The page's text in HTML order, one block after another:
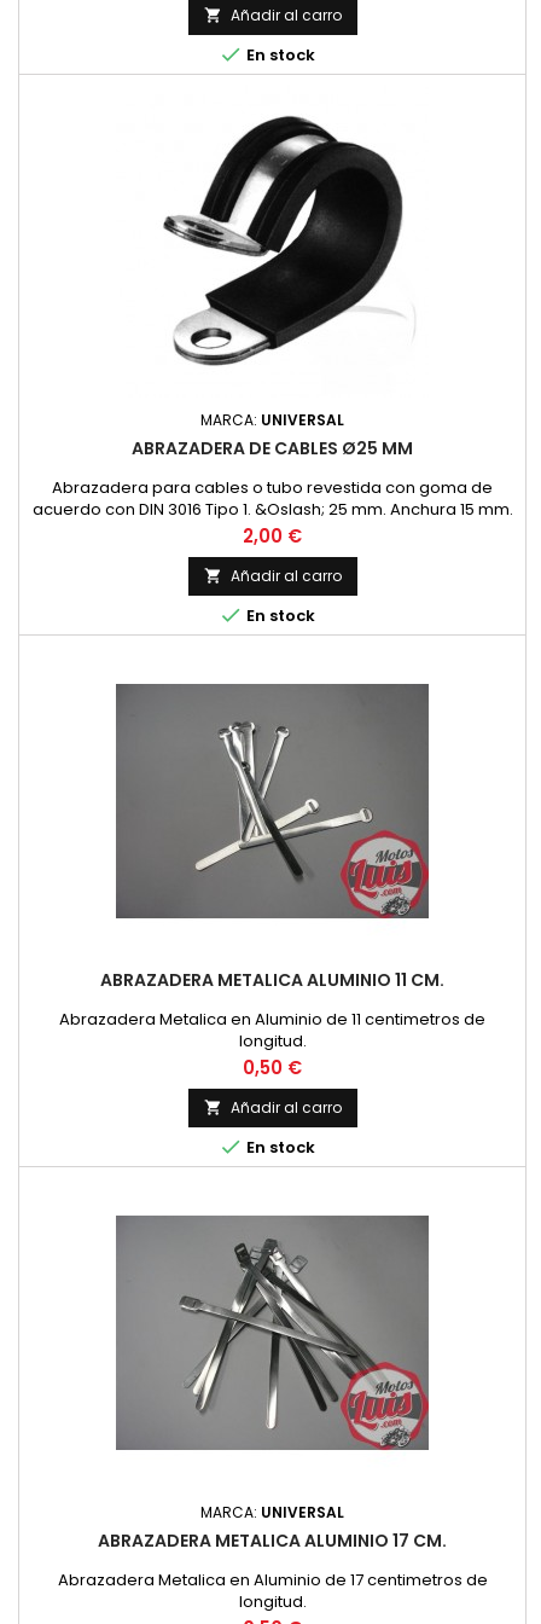
 Añadir al carro
 En stock
MARCA: UNIVERSAL
ABRAZADERA DE CABLES Ø25 MM
Abrazadera para cables o tubo revestida con goma de
acuerdo con DIN 3016 Tipo 1. &Oslash; 25 mm. Anchura 15 mm.
Precio
2,00 €
 Añadir al carro
 En stock
ABRAZADERA METALICA ALUMINIO 11 CM.
Abrazadera Metalica en Aluminio de 11 centimetros de
longitud.
Precio
0,50 €
 Añadir al carro
 En stock
MARCA: UNIVERSAL
ABRAZADERA METALICA ALUMINIO 17 CM.
Abrazadera Metalica en Aluminio de 17 centimetros de
longitud.